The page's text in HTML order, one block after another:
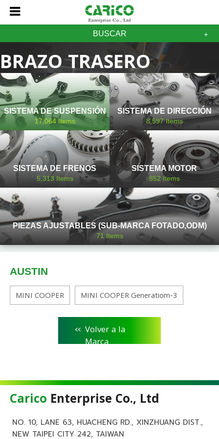
BUSCAR
BRAZO TRASERO
AUSTIN
SISTEMA DE SUSPENSIÓN
17,064Items
SISTEMA DE DIRECCIÓN
8,597Items
SISTEMA DE FRENOS
5,313 Items
SISTEMA MOTOR
852 Items
PIEZAS AJUSTABLES (SUB-MARCA FOTADO,ODM)
71Items
AUSTIN
MINI COOPER MINI COOPER Generatiom-3
<< Volver a la
Marca
Carico Enterprise Co., Ltd
NO. 10, LANE 63, HUACHENG RD., XINZHUANG DIST.,
NEW TAIPEI CITY 242, TAIWAN